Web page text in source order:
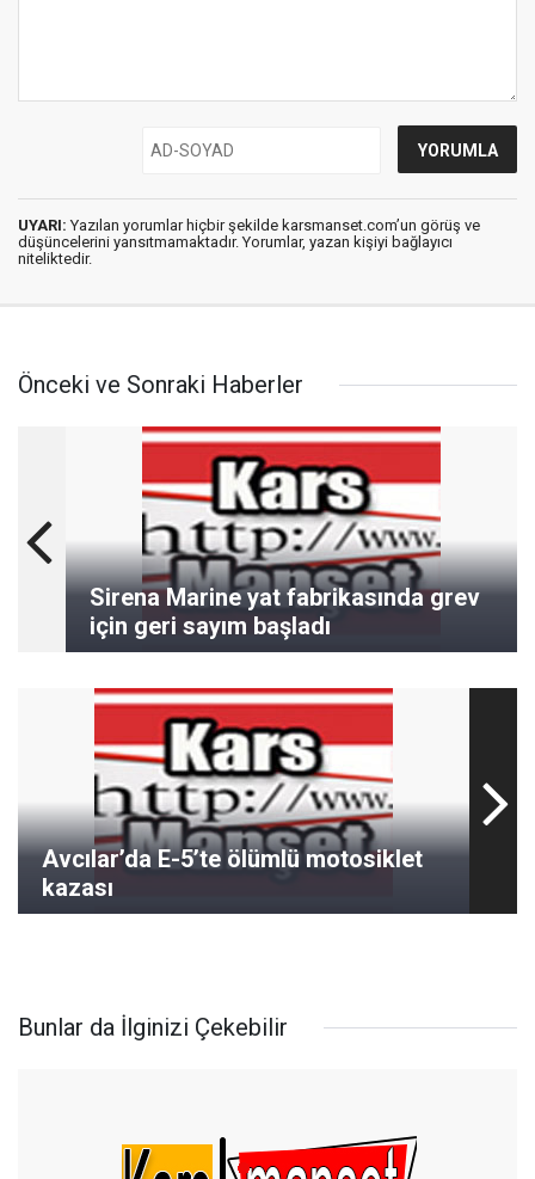
UYARI: Yazılan yorumlar hiçbir şekilde karsmanset.com’un görüş ve
düşüncelerini yansıtmamaktadır. Yorumlar, yazan kişiyi bağlayıcı
niteliktedir.
Önceki ve Sonraki Haberler
Sirena Marine yat fabrikasında grev
için geri sayım başladı
Avcılar’da E-5’te ölümlü motosiklet
kazası
Bunlar da İlginizi Çekebilir